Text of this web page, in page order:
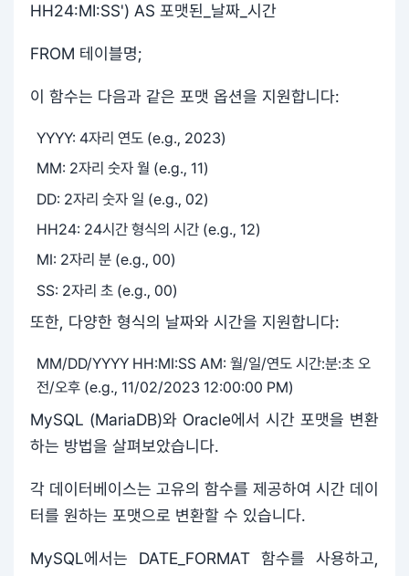
HH24:MI:SS') AS 포맷된_날짜_시간
FROM 테이블명;
이 함수는 다음과 같은 포맷 옵션을 지원합니다:
YYYY: 4자리 연도 (e.g., 2023)
MM: 2자리 숫자 월 (e.g., 11)
DD: 2자리 숫자 일 (e.g., 02)
HH24: 24시간 형식의 시간 (e.g., 12)
MI: 2자리 분 (e.g., 00)
SS: 2자리 초 (e.g., 00)
또한, 다양한 형식의 날짜와 시간을 지원합니다:
MM/DD/YYYY HH:MI:SS AM: 월/일/연도 시간:분:초 오
전/오후 (e.g., 11/02/2023 12:00:00 PM)
MySQL (MariaDB)와 Oracle에서 시간 포맷을 변환
하는 방법을 살펴보았습니다.
각 데이터베이스는 고유의 함수를 제공하여 시간 데이
터를 원하는 포맷으로 변환할 수 있습니다.
MySQL에서는 DATE_FORMAT 함수를 사용하고,